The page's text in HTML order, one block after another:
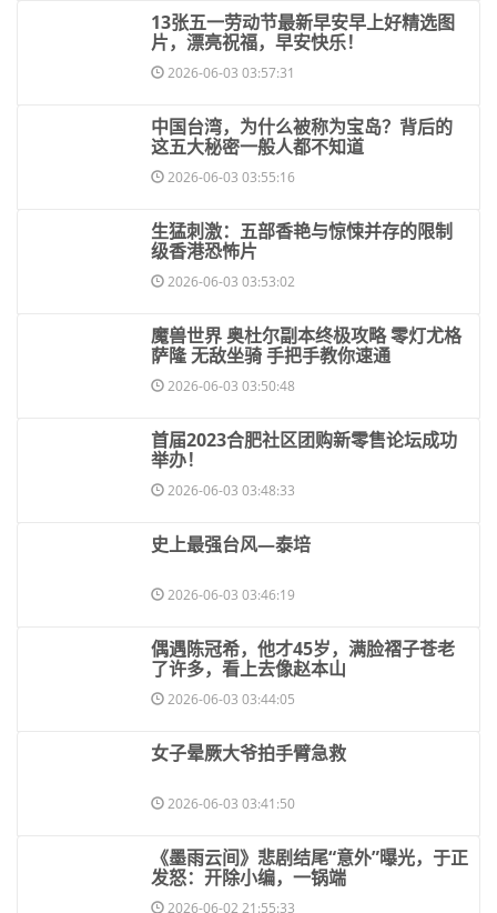
​13张五一劳动节最新早安早上好精选图
片，漂亮祝福，早安快乐！
2026-06-03 03:57:31
​中国台湾，为什么被称为宝岛？背后的
这五大秘密一般人都不知道
2026-06-03 03:55:16
​生猛刺激：五部香艳与惊悚并存的限制
级香港恐怖片
2026-06-03 03:53:02
​魔兽世界 奥杜尔副本终极攻略 零灯尤格
萨隆 无敌坐骑 手把手教你速通
2026-06-03 03:50:48
​首届2023合肥社区团购新零售论坛成功
举办！
2026-06-03 03:48:33
​史上最强台风—泰培
2026-06-03 03:46:19
​偶遇陈冠希，他才45岁，满脸褶子苍老
了许多，看上去像赵本山
2026-06-03 03:44:05
​女子晕厥大爷拍手臂急救
2026-06-03 03:41:50
​《墨雨云间》悲剧结尾“意外”曝光，于正
发怒：开除小编，一锅端
2026-06-02 21:55:33